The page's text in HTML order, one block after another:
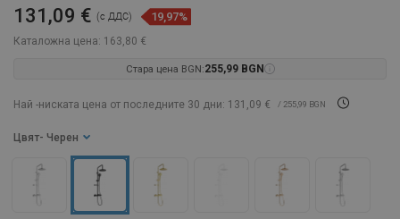
Каталожна цена: 163,80 €
131,09 € (с ДДС) 19,97%
Стара цена BGN:255,99 BGN
Най -ниската цена от последните 30 дни: 131,09 € / 255,99 BGN
Цвят - Черен